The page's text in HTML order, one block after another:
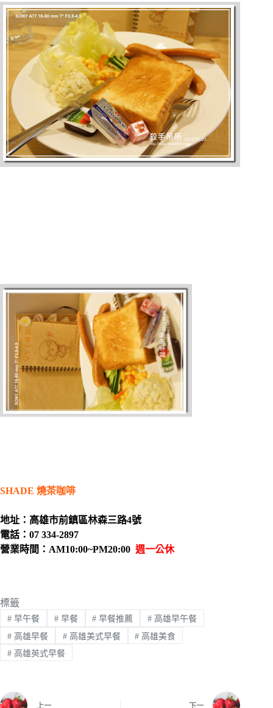
SHADE 燒茶咖啡
地址：高雄市前鎮區林森三路4號
電話：07 334-2897
營業時間：AM10:00~PM20:00 週一公休
標籤
#早午餐 #早餐 # 早餐推薦 # 高雄早午餐
#高雄早餐 #高雄美式早餐 # 高雄美食
#高雄英式早餐
上一 下一